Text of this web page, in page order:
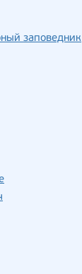
заповедник